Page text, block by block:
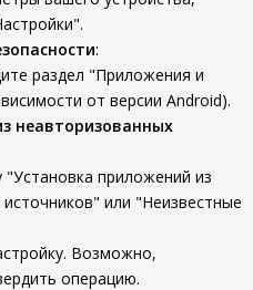
:
раздел "Приложения и
от версии Android).
неавторизованных
"Установка приложений из
или "Неизвестные
Возможно,
операцию.